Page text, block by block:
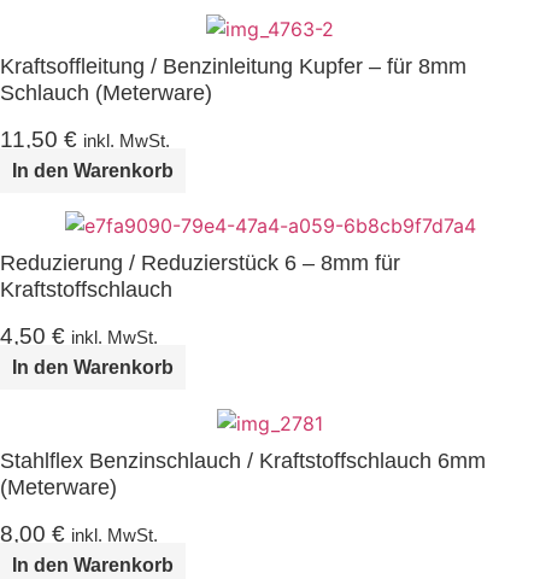
Kraftsoffleitung / Benzinleitung Kupfer – für 8mm
Schlauch (Meterware)
11,50 € inkl. MwSt.
In den Warenkorb
Reduzierung / Reduzierstück 6 – 8mm für
Kraftstoffschlauch
4,50 € inkl. MwSt.
In den Warenkorb
Stahlflex Benzinschlauch / Kraftstoffschlauch 6mm
(Meterware)
8,00 € inkl. MwSt.
In den Warenkorb